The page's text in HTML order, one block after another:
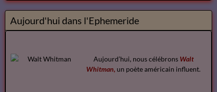
Aujourd'hui dans l'Ephemeride
Aujourd’hui, nous célébrons Walt
Whitman, un poète américain influent.